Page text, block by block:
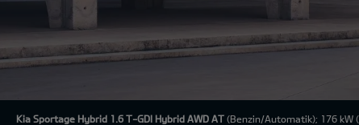
Kia Sportage Hybrid 1.6 T-GDI Hybrid AWD AT (Benzin/Automatik); 176 kW